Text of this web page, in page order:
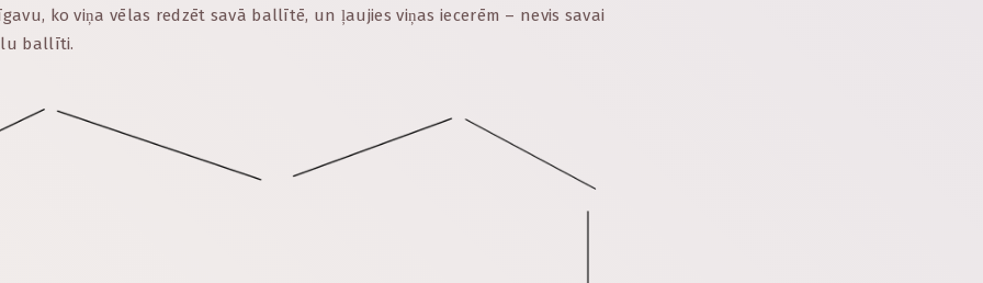
ko viņa vēlas redzēt savā ballītē, un ļaujies viņas iecerēm – nevis savai
ballīti.